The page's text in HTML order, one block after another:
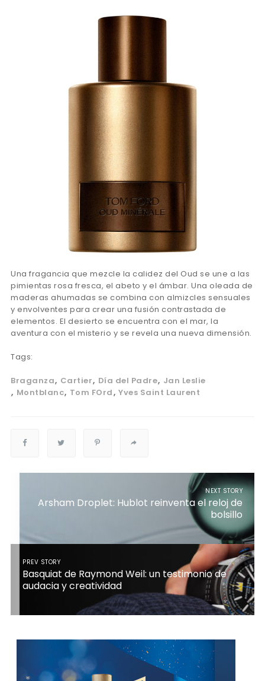
Una fragancia que mezcle la calidez del Oud se une a las
pimientas rosa fresca, el abeto y el ámbar. Una oleada de
maderas ahumadas se combina con almizcles sensuales
y envolventes para crear una fusión contrastada de
elementos. El desierto se encuentra con el mar, la
aventura con el misterio y se revela una nueva dimensión.
Tags:
Braganza Cartier Día del Padre Jan Leslie
Montblanc Tom FOrd Yves Saint Laurent
NEXT STORY
Arsham Droplet: Hublot reinventa el reloj de
bolsillo
PREV STORY
Basquiat de Raymond Weil: un testimonio de
audacia y creatividad